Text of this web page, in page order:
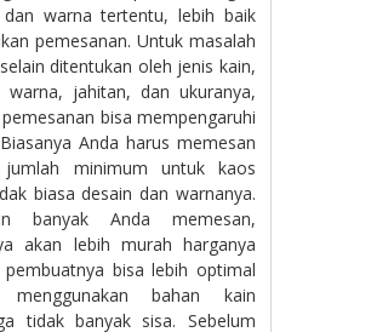
dan warna tertentu, lebih baik
pemesanan. Untuk masalah
ditentukan oleh jenis kain,
warna, jahitan, dan ukuranya,
bisa mempengaruhi
Anda harus memesan
jumlah minimum untuk kaos
biasa desain dan warnanya.
banyak Anda memesan,
akan lebih murah harganya
pembuatnya bisa lebih optimal
menggunakan bahan kain
tidak banyak sisa. Sebelum